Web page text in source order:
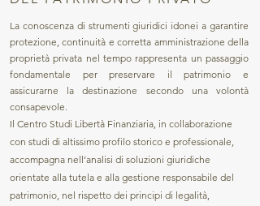
La conoscenza di strumenti giuridici idonei a garantire
protezione, continuità e corretta amministrazione della
proprietà privata nel tempo rappresenta un passaggio
fondamentale per preservare il patrimonio e
assicurarne la destinazione secondo una volontà
consapevole.
Il Centro Studi Libertà Finanziaria, in collaborazione
con studi di altissimo profilo storico e professionale,
accompagna nell’analisi di soluzioni giuridiche
orientate alla tutela e alla gestione responsabile del
patrimonio, nel rispetto dei principi di legalità,